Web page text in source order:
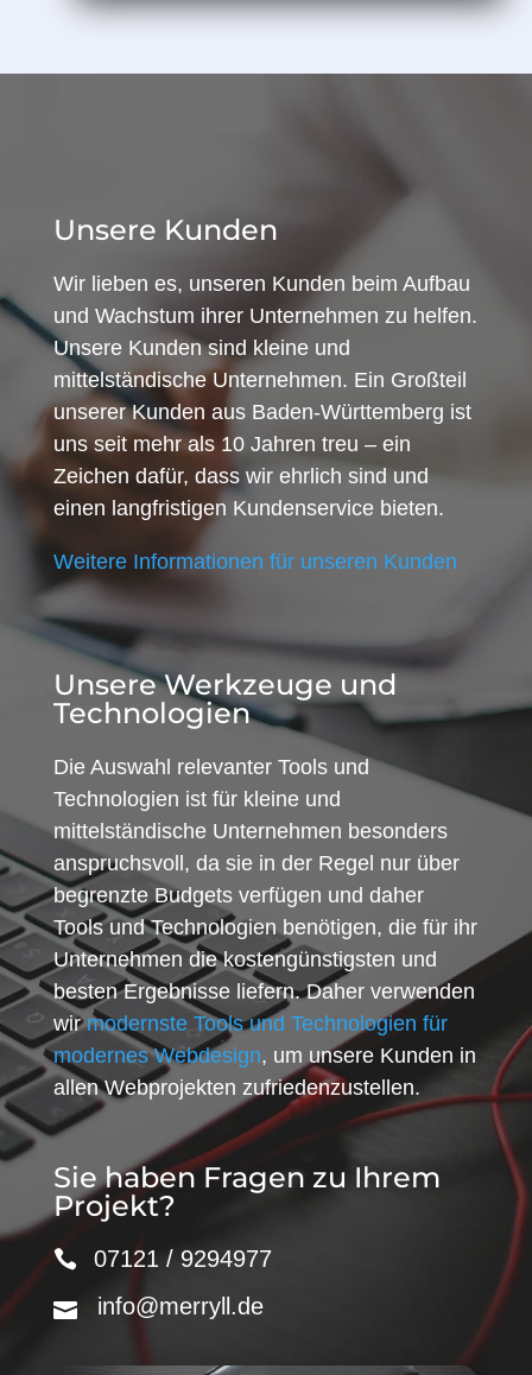
Unsere Kunden
Wir lieben es, unseren Kunden beim Aufbau
und Wachstum ihrer Unternehmen zu helfen.
Unsere Kunden sind kleine und
mittelständische Unternehmen. Ein Großteil
unserer Kunden aus Baden-Württemberg ist
uns seit mehr als 10 Jahren treu – ein
Zeichen dafür, dass wir ehrlich sind und
einen langfristigen Kundenservice bieten.
Weitere Informationen für unseren Kunden
Unsere Werkzeuge und
Technologien
Die Auswahl relevanter Tools und
Technologien ist für kleine und
mittelständische Unternehmen besonders
anspruchsvoll, da sie in der Regel nur über
begrenzte Budgets verfügen und daher
Tools und Technologien benötigen, die für ihr
Unternehmen die kostengünstigsten und
besten Ergebnisse liefern. Daher verwenden
wirmodernste Tools und Technologien für
modernes Webdesign, um unsere Kunden in
allen Webprojekten zufriedenzustellen.
Sie haben Fragen zu Ihrem
Projekt?
07121 / 9294977
info@merryll.de